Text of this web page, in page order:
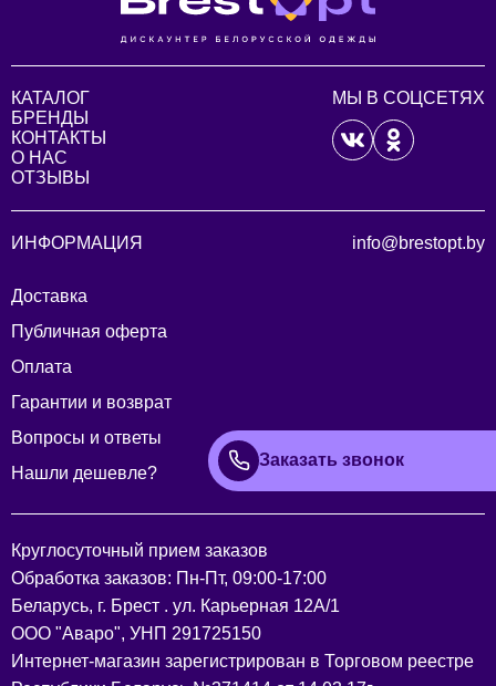
КАТАЛОГ
БРЕНДЫ
КОНТАКТЫ
О НАС
ОТЗЫВЫ
МЫ В СОЦСЕТЯХ
ИНФОРМАЦИЯ
Доставка
Публичная оферта
Оплата
Гарантии и возврат
Вопросы и ответы
Нашли дешевле?
info@brestopt.by
Заказать звонок
Круглосуточный прием заказов
Обработка заказов: Пн-Пт, 09:00-17:00
Беларусь, г. Брест . ул. Карьерная 12А/1
ООО "Аваро", УНП 291725150
Интернет-магазин зарегистрирован в Торговом реестре